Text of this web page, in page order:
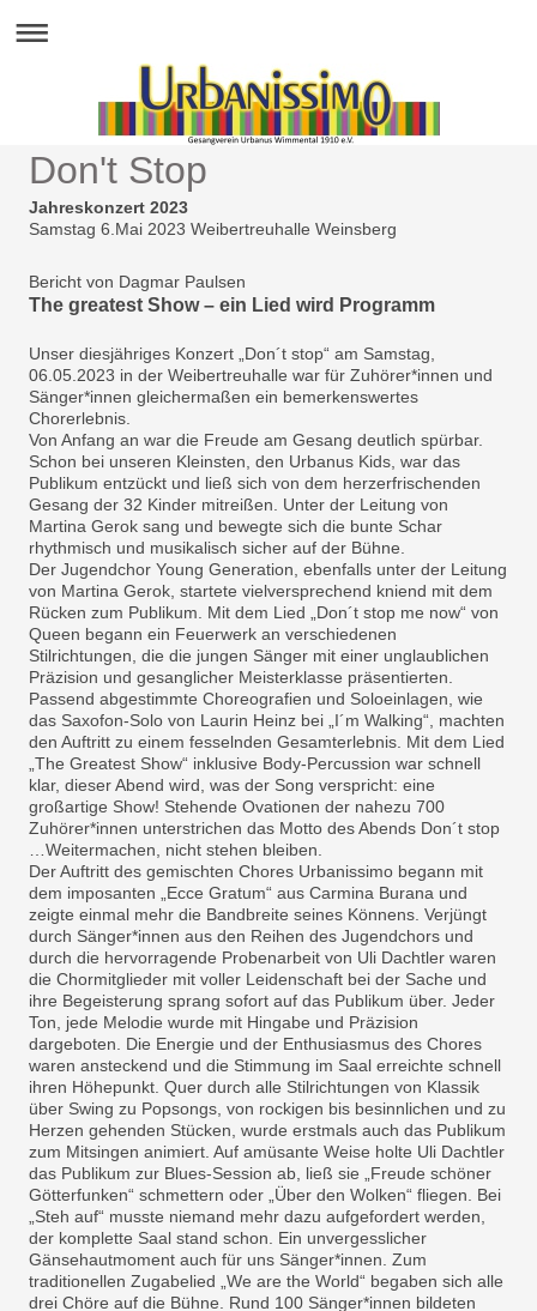
Don't Stop
Jahreskonzert 2023
Samstag 6.Mai 2023 Weibertreuhalle Weinsberg
Bericht von Dagmar Paulsen
The greatest Show – ein Lied wird Programm
Unser diesjähriges Konzert „Don´t stop“ am Samstag,
06.05.2023 in der Weibertreuhalle war für Zuhörer*innen und
Sänger*innen gleichermaßen ein bemerkenswertes
Chorerlebnis.
Von Anfang an war die Freude am Gesang deutlich spürbar.
Schon bei unseren Kleinsten, den Urbanus Kids, war das
Publikum entzückt und ließ sich von dem herzerfrischenden
Gesang der 32 Kinder mitreißen. Unter der Leitung von
Martina Gerok sang und bewegte sich die bunte Schar
rhythmisch und musikalisch sicher auf der Bühne.
Der Jugendchor Young Generation, ebenfalls unter der Leitung
von Martina Gerok, startete vielversprechend kniend mit dem
Rücken zum Publikum. Mit dem Lied „Don´t stop me now“ von
Queen begann ein Feuerwerk an verschiedenen
Stilrichtungen, die die jungen Sänger mit einer unglaublichen
Präzision und gesanglicher Meisterklasse präsentierten.
Passend abgestimmte Choreografien und Soloeinlagen, wie
das Saxofon-Solo von Laurin Heinz bei „I´m Walking“, machten
den Auftritt zu einem fesselnden Gesamterlebnis. Mit dem Lied
„The Greatest Show“ inklusive Body-Percussion war schnell
klar, dieser Abend wird, was der Song verspricht: eine
großartige Show! Stehende Ovationen der nahezu 700
Zuhörer*innen unterstrichen das Motto des Abends Don´t stop
…Weitermachen, nicht stehen bleiben.
Der Auftritt des gemischten Chores Urbanissimo begann mit
dem imposanten „Ecce Gratum“ aus Carmina Burana und
zeigte einmal mehr die Bandbreite seines Könnens. Verjüngt
durch Sänger*innen aus den Reihen des Jugendchors und
durch die hervorragende Probenarbeit von Uli Dachtler waren
die Chormitglieder mit voller Leidenschaft bei der Sache und
ihre Begeisterung sprang sofort auf das Publikum über. Jeder
Ton, jede Melodie wurde mit Hingabe und Präzision
dargeboten. Die Energie und der Enthusiasmus des Chores
waren ansteckend und die Stimmung im Saal erreichte schnell
ihren Höhepunkt. Quer durch alle Stilrichtungen von Klassik
über Swing zu Popsongs, von rockigen bis besinnlichen und zu
Herzen gehenden Stücken, wurde erstmals auch das Publikum
zum Mitsingen animiert. Auf amüsante Weise holte Uli Dachtler
das Publikum zur Blues-Session ab, ließ sie „Freude schöner
Götterfunken“ schmettern oder „Über den Wolken“ fliegen. Bei
„Steh auf“ musste niemand mehr dazu aufgefordert werden,
der komplette Saal stand schon. Ein unvergesslicher
Gänsehautmoment auch für uns Sänger*innen. Zum
traditionellen Zugabelied „We are the World“ begaben sich alle
drei Chöre auf die Bühne. Rund 100 Sänger*innen bildeten